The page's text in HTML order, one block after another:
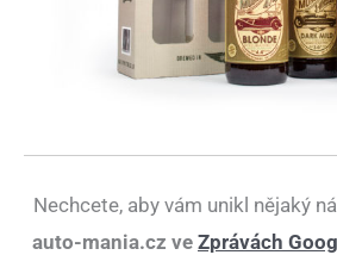
Nechcete, aby vám unikl nějaký
auto-mania.cz ve Zprávách